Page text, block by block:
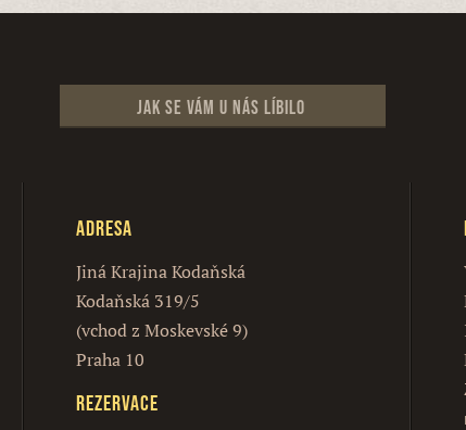
Jak se vám u nás líbilo
Adresa
Jiná Krajina Kodaňská
Kodaňská 319/5
(vchod z Moskevské 9)
Praha 10
Rezervace